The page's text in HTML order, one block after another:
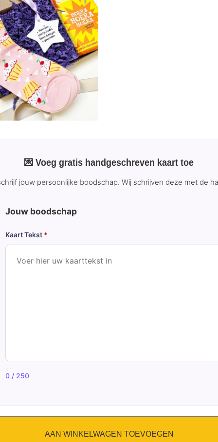
💌 Voeg gratis handgeschreven kaart toe
jouw persoonlijke boodschap. Wij schrijven deze met de
Jouw boodschap
Kaart Tekst *
0 / 250
AAN WINKELWAGEN TOEVOEGEN